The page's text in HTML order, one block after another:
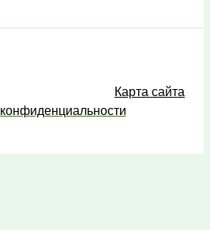
Карта сайта